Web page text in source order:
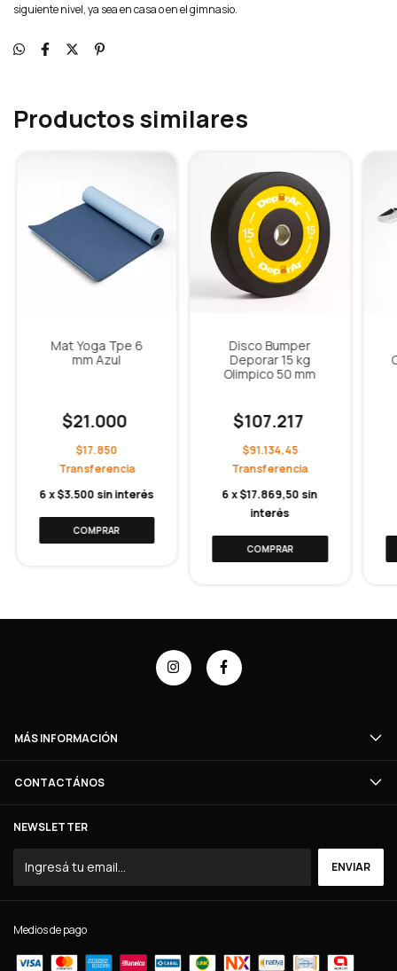
siguiente nivel, ya sea en casa o en el gimnasio.
Productos similares
Mat Yoga Tpe 6
mm Azul
$21.000
$17.850
6 x$3.500 sin interés
Disco Bumper
Deporar 15 kg
Olimpico 50 mm
$107.217
$91.134,45
6 x$17.869,50 sin
interés
MÁS INFORMACIÓN
CONTACTÁNOS
NEWSLETTER
Medios de pago